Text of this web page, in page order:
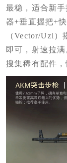
最稳，适合新
器+垂直握把+
（Vector/Uzi
即可，射速拉
搜集稀有配件，